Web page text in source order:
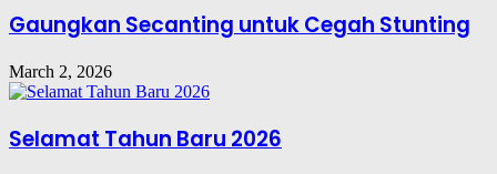
Gaungkan Secanting untuk Cegah Stunting
March 2, 2026
Selamat Tahun Baru 2026